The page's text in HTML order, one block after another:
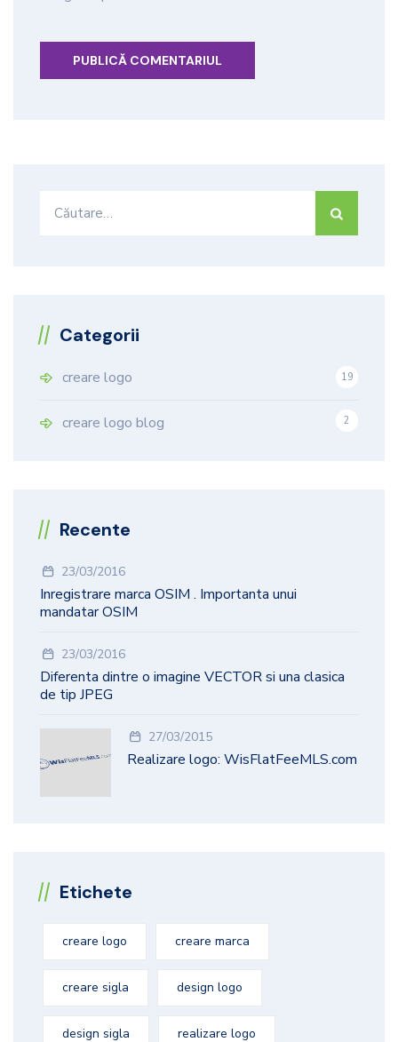
Categorii
creare logo
19
creare logo blog 2
Recente
23/03/2016
Inregistrare marca OSIM . Importanta unui
mandatar OSIM
23/03/2016
Diferenta dintre o imagine VECTOR si una clasica
de tip JPEG
27/03/2015
Realizare logo: WisFlatFeeMLS.com
Etichete
creare logo creare marca
creare sigla design logo
design sigla realizare logo